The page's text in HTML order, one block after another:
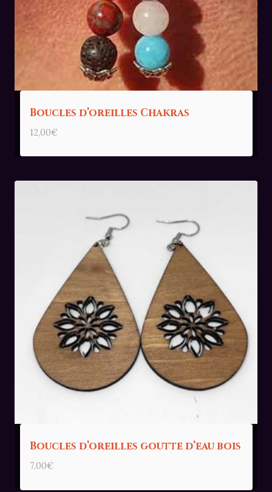
Boucles d’oreilles Chakras
12,00€
Boucles d’oreilles goutte d’eau bois
7,00€